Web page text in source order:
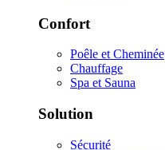
Confort
Poêle et Cheminée
Chauffage
Spa et Sauna
Solution
Sécurité